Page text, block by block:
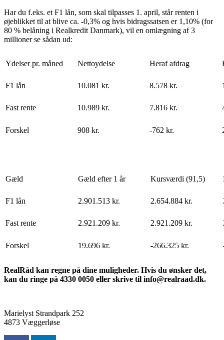
Har du f.eks. et F1 lån, som skal tilpasses 1. april, står renten i
øjeblikket til at blive ca. -0,3% og hvis bidragssatsen er 1,10% (for
80 % belåning i Realkredit Danmark), vil en omlægning af 3
millioner se sådan ud:
Ydelser pr. måned Nettoydelse Heraf afdrag
F1 lån 10.081 kr. 8.578 kr.
Fast rente 10.989 kr. 7.816 kr.
Forskel 908 kr. -762 kr.
Gæld Gæld efter 1 år Kursværdi (91,5)
F1 lån 2.901.513 kr. 2.654.884 kr.
Fast rente 2.921.209 kr. 2.921.209 kr.
Forskel 19.696 kr. -266.325 kr.
RealRåd kan regne på dine muligheder. Hvis du ønsker det,
kan du ringe på 4330 0050 eller skrive til info@realraad.dk.
Marielyst Strandpark 252
4873 Væggerløse